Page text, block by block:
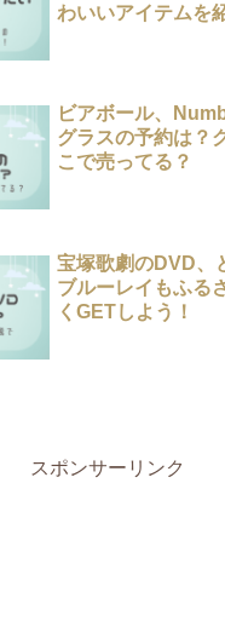
わいいアイテムを
ビアボール、
グラスの予約は？
こで売ってる？
宝塚歌劇のDVD、
ブルーレイもふる
くGETしよう！
スポンサーリンク